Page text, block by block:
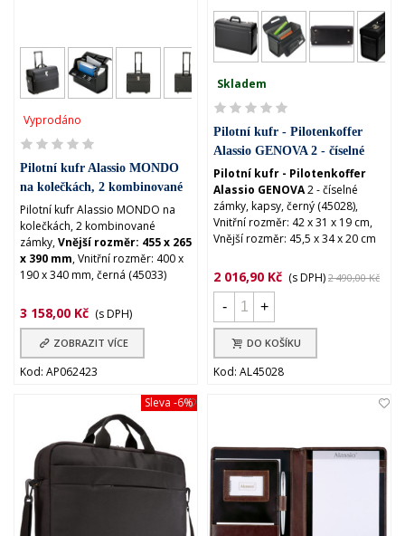
Vyprodáno
Pilotní kufr Alassio MONDO
na kolečkách, 2 kombinované
zámky, černá (45033)
Pilotní kufr Alassio MONDO na
kolečkách, 2 kombinované
zámky,Vnější rozměr: 455 x 265
x 390 mm, Vnitřní rozměr: 400 x
190 x 340 mm, černá (45033)
3 158,00 Kč (s DPH)
ZOBRAZIT VÍCE
Kod: AP062423
Skladem
Pilotní kufr - Pilotenkoffer
Alassio GENOVA 2 - číselné
zámky, kapsy, černý (45028)
Pilotní kufr - Pilotenkoffer
Alassio GENOVA2 - číselné
zámky, kapsy, černý (45028),
Vnitřní rozměr: 42 x 31 x 19 cm,
Vnější rozměr: 45,5 x 34 x 20 cm
2 016,90 Kč (s DPH) 2 490,00 Kč
- +
DO KOŠÍKU
Kod: AL45028
Sleva -6%